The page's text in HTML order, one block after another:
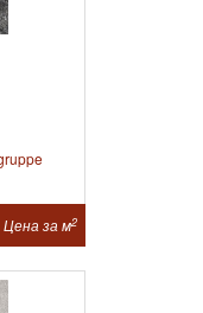
Цена за м2